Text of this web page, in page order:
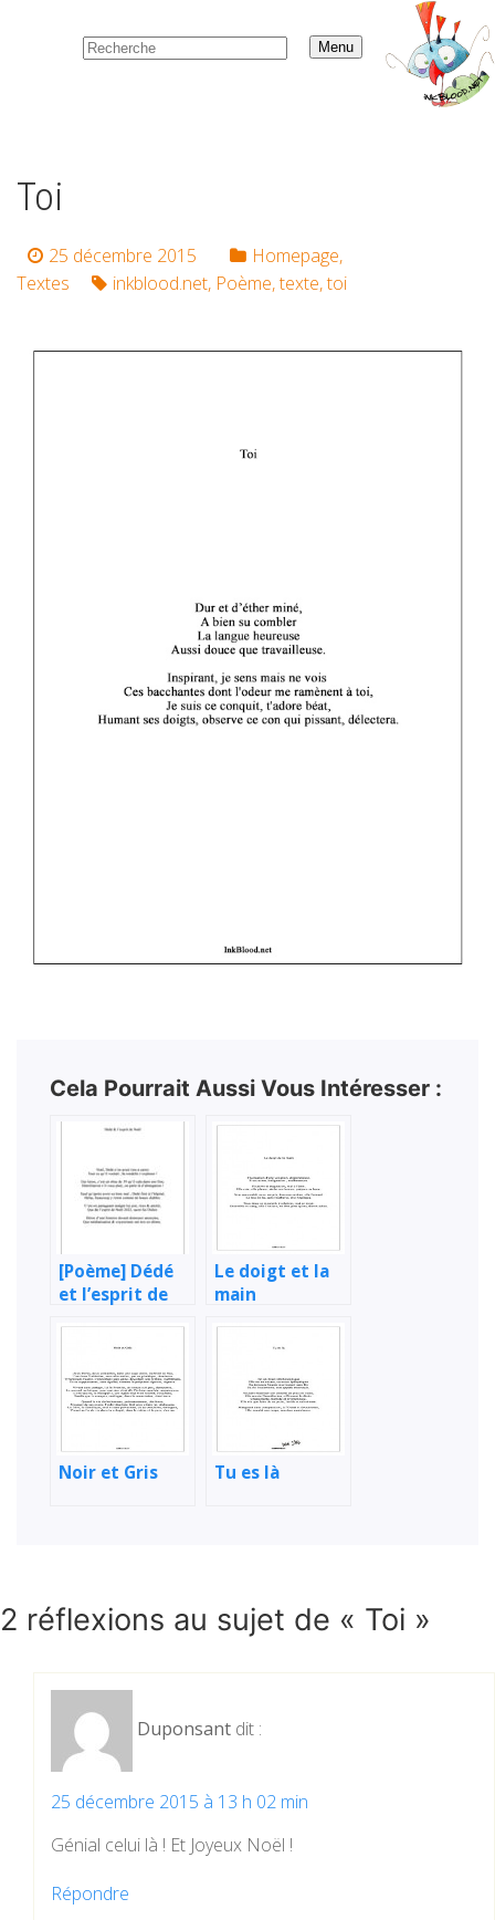
Menu
Toi
25 décembre 2015 Homepage,
Textes
inkblood.net, Poème,texte,toi
Cela Pourrait Aussi Vous Intéresser :
[Poème] Dédé
et l’esprit de
Le doigt et la
main
Noir et Gris Tu es là
2 réflexions au sujet de « Toi »
Duponsant dit :
25 décembre 2015 à 13 h 02 min
Génial celui là ! Et Joyeux Noël !
Répondre